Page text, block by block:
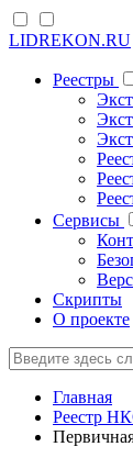
LIDREKON.RU
Реестры
Cервисы
Скрипты
О проекте
Главная
Реестр